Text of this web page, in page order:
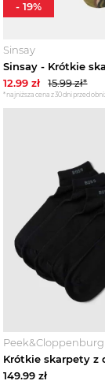
Kurtki
Dresy
Sinsay
12.99 zł 15.99zł*
*najniższa cena z 30 dni przed
-19%
Peek&Cloppenburg
149.99 zł